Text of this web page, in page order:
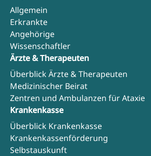
Allgemein
Erkrankte
Angehörige
Wissenschaftler
Ärzte & Therapeuten
Überblick Ärzte & Therapeuten
Medizinischer Beirat
Zentren und Ambulanzen für Ataxie
Krankenkasse
Überblick Krankenkasse
Krankenkassenförderung
Selbstauskunft